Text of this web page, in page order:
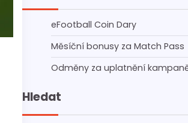
eFootball Coin Dary
Měsíční bonusy za Match Pass
Odměny za uplatnění
Hledat